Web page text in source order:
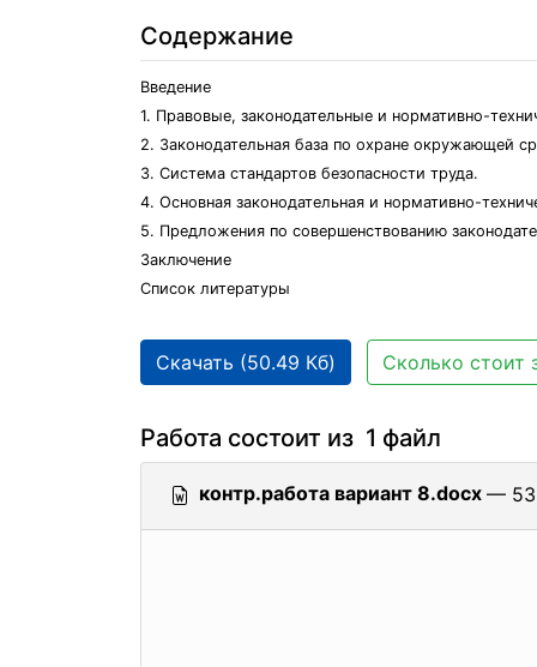
Содержание
Введение
1. Правовые, законодательные и нормативно-
2. Законодательная база по охране окружающей
3. Система стандартов безопасности труда.
4. Основная законодательная и нормативно-
5. Предложения по совершенствованию
Заключение
Список литературы
Скачать (50.49 Кб) Сколько стоит
Работа состоит из 1 файл
контр.работа вариант 8.docx —